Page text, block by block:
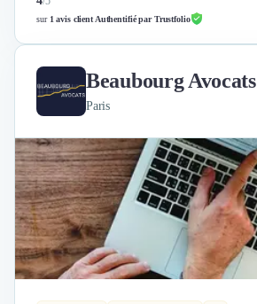
sur 1 avis client Authentifié par Trustfolio
Beaubourg Avocats
Paris